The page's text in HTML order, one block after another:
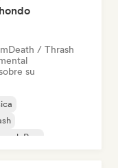
Death / Thrash
su
Pop